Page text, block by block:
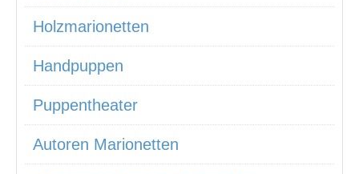
Holzmarionetten
Handpuppen
Puppentheater
Autoren Marionetten